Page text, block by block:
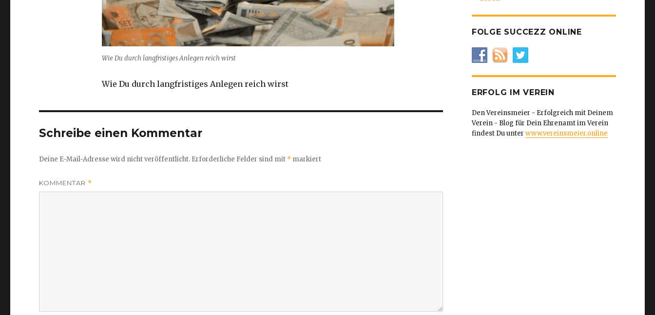
Wie Du durch langfristiges Anlegen reich wirst
Wie Du durch langfristiges Anlegen reich wirst
Schreibe einen Kommentar
Deine E-Mail-Adresse wird nicht veröffentlicht. Erforderliche Felder sind mit * markiert
KOMMENTAR *
FOLGE SUCCEZZ ONLINE
ERFOLG IM VEREIN
Den Vereinsmeier - Erfolgreich mit Deinem
Verein - Blog für Dein Ehrenamt im Verein
findest Du unter www.vereinsmeier.online